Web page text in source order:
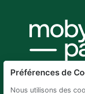
Préférences de
Nous utilisons des